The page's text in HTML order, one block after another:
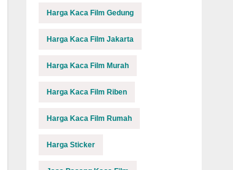
Harga Kaca Film Gedung
Harga Kaca Film Jakarta
Harga Kaca Film Murah
Harga Kaca Film Riben
Harga Kaca Film Rumah
Harga Sticker